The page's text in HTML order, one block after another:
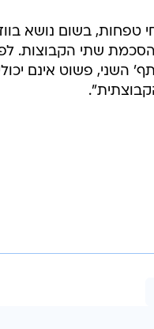
וואלה
שכן
שלי.
וליאורה עופר. לא
שתי הקבוצות.